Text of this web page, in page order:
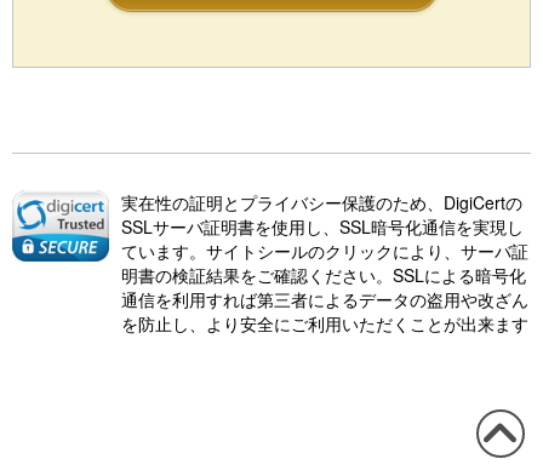
実在性の証明とプライバシー保護のため、DigiCertの
SSLサーバ証明書を使用し、SSL暗号化通信を実現し
ています。サイトシールのクリックにより、サーバ証
明書の検証結果をご確認ください。SSLによる暗号化
通信を利用すれば第三者によるデータの盗用や改ざん
を防止し、より安全にご利用いただくことが出来ます